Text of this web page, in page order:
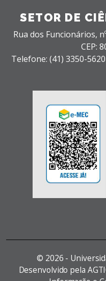
SETOR DE
Rua dos Funcionários,
CEP:
Telefone: (41) 3350-
© 2026 -
Desenvolvido pela